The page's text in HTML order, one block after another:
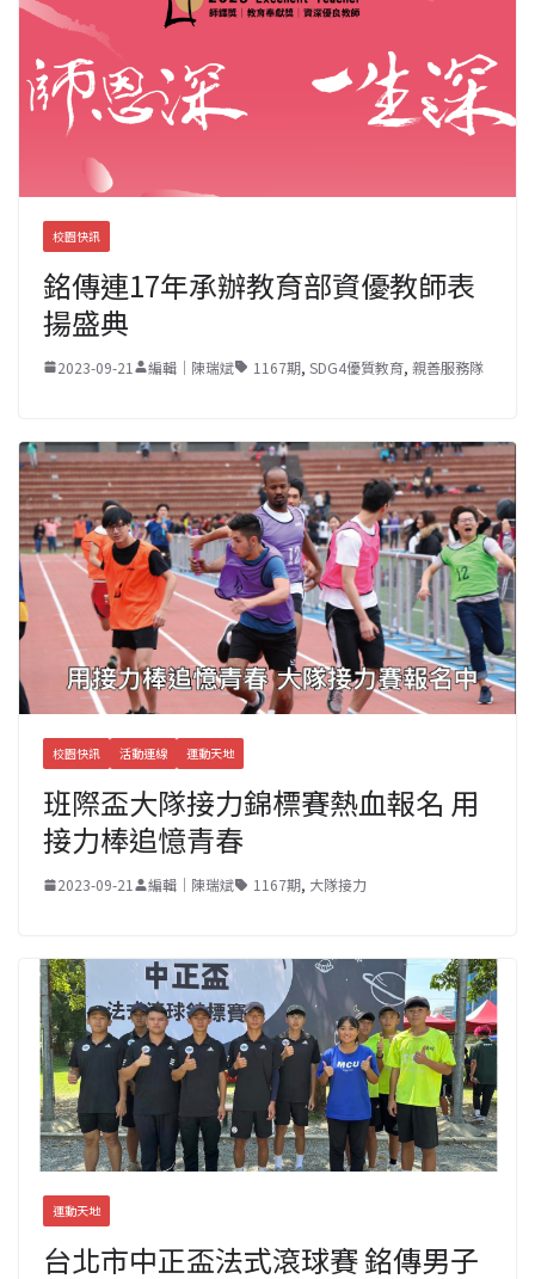
校園快訊
銘傳連17年承辦教育部資優教師表
揚盛典
2023-09-21 編輯｜陳瑞斌 1167期, SDG4優質教育, 親善服務隊
校園快訊 活動連線 運動天地
班際盃大隊接力錦標賽熱血報名 用
接力棒追憶青春
2023-09-21 編輯｜陳瑞斌 1167期, 大隊接力
運動天地
台北市中正盃法式滾球賽 銘傳男子